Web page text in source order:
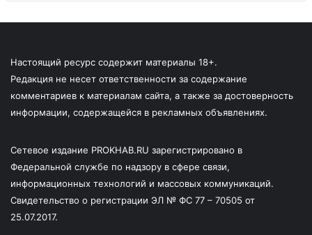
Настоящий ресурс содержит материалы 18+.
Редакция не несет ответственности за содержание
комментариев к материалам сайта, а также за достоверность
информации, содержащейся в рекламных объявлениях.
Сетевое издание PROKHAB.RU зарегистрировано в
Федеральной службе по надзору в сфере связи,
информационных технологий и массовых коммуникаций.
Свидетельство о регистрации ЭЛ № ФС 77 – 70505 от
25.07.2017.